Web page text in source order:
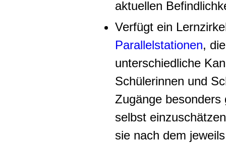
aktuellen
Verfügt ein
Parallelstationen,
unterschiedliche
Schülerinnen und
Zugänge
selbst
sie nach dem